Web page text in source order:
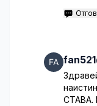
СТАВА.